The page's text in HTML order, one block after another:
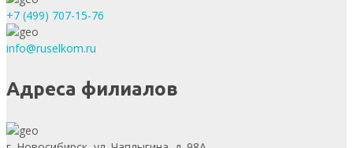
+7 (499) 707-15-76
info@ruselkom.ru
Адреса филиалов